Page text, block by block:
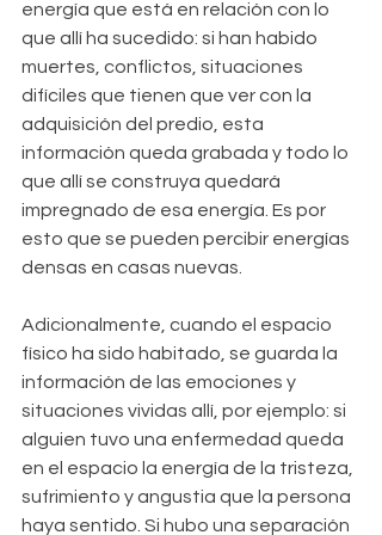
energía que está en relación con lo
que allí ha sucedido: si han habido
muertes, conflictos, situaciones
difíciles que tienen que ver con la
adquisición del predio, esta
información queda grabada y todo lo
que allí se construya quedará
impregnado de esa energía. Es por
esto que se pueden percibir energías
densas en casas nuevas.
Adicionalmente, cuando el espacio
físico ha sido habitado, se guarda la
información de las emociones y
situaciones vividas allí, por ejemplo: si
alguien tuvo una enfermedad queda
en el espacio la energía de la tristeza,
sufrimiento y angustia que la persona
haya sentido. Si hubo una separación